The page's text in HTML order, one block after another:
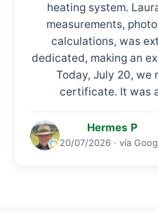
heating system.
measurements,
calculations, was
dedicated, making an
Today, July 20, we
certificate. It was
Hermes P
20/07/2026 · vía